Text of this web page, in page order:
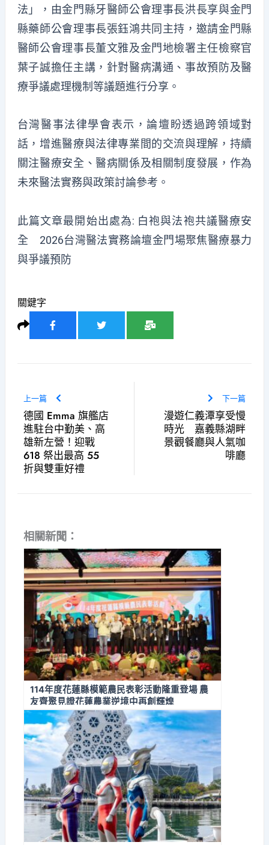
法」，由金門縣牙醫師公會理事長洪長享與金門
縣藥師公會理事長張鈺鴻共同主持，邀請金門縣
醫師公會理事長董文雅及金門地檢署主任檢察官
葉子誠擔任主講，針對醫病溝通、事故預防及醫
療爭議處理機制等議題進行分享。
台灣醫事法律學會表示，論壇盼透過跨領域對
話，增進醫療與法律專業間的交流與理解，持續
關注醫療安全、醫病關係及相關制度發展，作為
未來醫法實務與政策討論參考。
此篇文章最開始出處為: 白袍與法袍共議醫療安
全 2026台灣醫法實務論壇金門場聚焦醫療暴力
與爭議預防
關鍵字
上一篇
德國 Emma 旗艦店
進駐台中勤美、高
雄新左營！迎戰
618 祭出最高 55
折與雙重好禮
下一篇
漫遊仁義潭享受慢
時光 嘉義縣湖畔
景觀餐廳與人氣咖
啡廳
相關新聞：
114年度花蓮縣模範農民表彰活動隆重登場 農
友齊聚見證花蓮農業逆境中再創輝煌